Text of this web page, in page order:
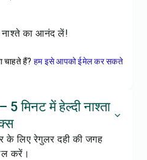
नाश्ते का आनंद लें!
चाहते हैं? हम इसे आपको ईमेल कर सकते
मिनट में हेल्दी नाश्ता
के लिए रेगुलर दही की जगह
करें।